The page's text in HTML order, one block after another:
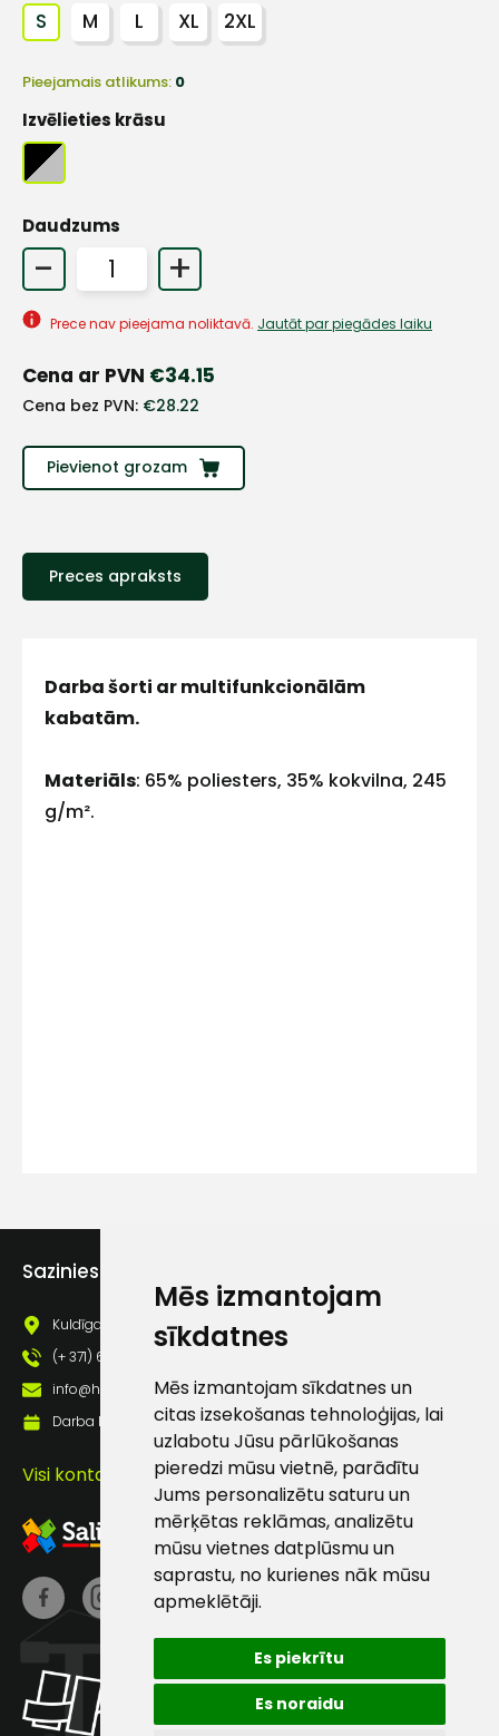
Mēs izmantojam
sīkdatnes
Mēs izmantojam sīkdatnes un
citas izsekošanas tehnoloģijas, lai
uzlabotu Jūsu pārlūkošanas
pieredzi mūsu vietnē, parādītu
Jums personalizētu saturu un
mērķētas reklāmas, analizētu
mūsu vietnes datplūsmu un
saprastu, no kurienes nāk mūsu
apmeklētāji.
Es piekrītu
Es noraidu
S M L XL 2XL
Pieejamais atlikums: 0
Izvēlieties krāsu
Daudzums
- +
Prece nav pieejama noliktavā. Jautāt par piegādes laiku
Cena ar PVN €34.15
Cena bez PVN: €28.22
Pievienot grozam
Preces apraksts
Darba šorti ar multifunkcionālām
kabatām.
Materiāls: 65% poliesters, 35% kokvilna, 245
g/m².
Sazinies ar mums
Kuldīgas iela 69a, Saldus, Saldus nov., LV - 3801
(+ 371) 63 881 186
info@hards.lv
Darba laiks: Darbadienās: 8:00 - 17:00
Visi kontakti
Klientu
atbalsts
Darbdienās:
8:00 – 17:00
info@hards.lv
+